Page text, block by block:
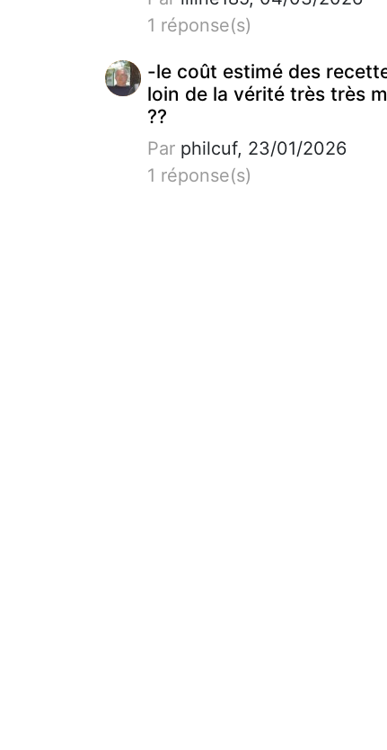
1 réponse(s)
-le coût estimé des
loin de la vérité très très
??
Par philcuf, 23/01/2026
1 réponse(s)